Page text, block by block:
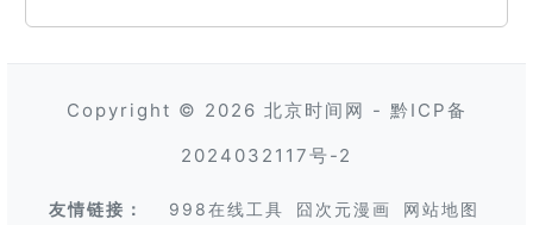
Copyright © 2026 北京时间网 - 黔ICP备
2024032117号-2
友情链接： 998在线工具 囧次元漫画 网站地图